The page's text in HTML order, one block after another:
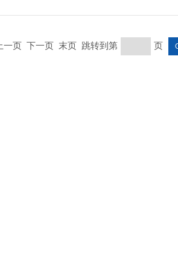
一页 下一页 末页 跳转到第 页